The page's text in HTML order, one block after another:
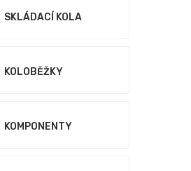
SKLÁDACÍ KOLA
KOLOBĚŽKY
KOMPONENTY